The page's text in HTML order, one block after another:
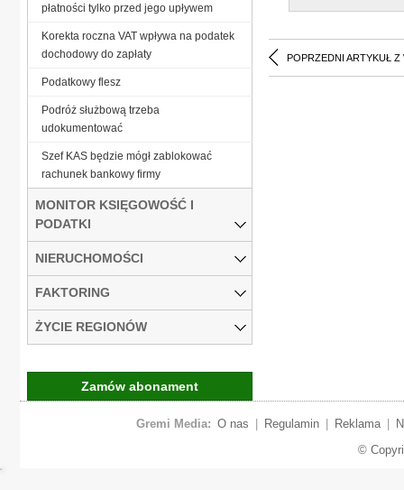
POPRZEDNI ARTYKUŁ Z
płatności tylko przed jego upływem
Korekta roczna VAT wpływa na podatek
dochodowy do zapłaty
Podatkowy flesz
Podróż służbową trzeba
udokumentować
Szef KAS będzie mógł zablokować
rachunek bankowy firmy
MONITOR KSIĘGOWOŚĆ I
PODATKI
NIERUCHOMOŚCI
FAKTORING
ŻYCIE REGIONÓW
Zamów abonament
Gremi Media: O nas Regulamin Reklama
©